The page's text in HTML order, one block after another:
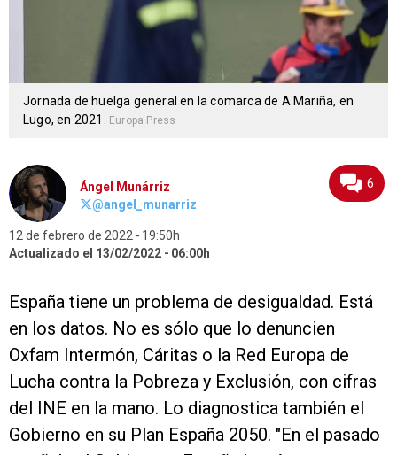
Jornada de huelga general en la comarca de A Mariña, en
Lugo, en 2021.
Europa Press
Ángel Munárriz
@angel_munarriz
12 de febrero de 2022
19:50h
Actualizado el 13/02/2022
06:00h
6
España tiene un problema de desigualdad. Está
en los datos. No es sólo que lo denuncien
Oxfam Intermón, Cáritas o la Red Europa de
Lucha contra la Pobreza y Exclusión, con cifras
del INE en la mano. Lo diagnostica también el
Gobierno en su Plan España 2050. "En el pasado